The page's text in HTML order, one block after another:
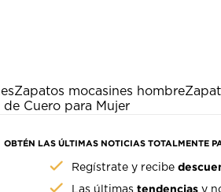
Zapatos mocasines hombre
Cuero para Mujer
OBTÉN LAS ÚLTIMAS NOTICIAS TOTALMENTE
Regístrate y recibe
tendencias